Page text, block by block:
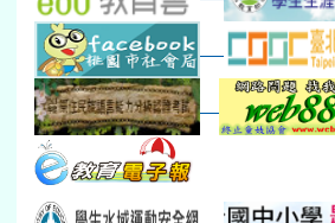
新生訓練(整天)新生訓練(~12:00)
30 31 2
本週_健康檢查週各班器材負責人訓練
發放班級書箱及晨讀...
技藝教育學程
本週_友善校園週收學生證、換補教科...
本週_圖書館開放借...
開學日
第一週